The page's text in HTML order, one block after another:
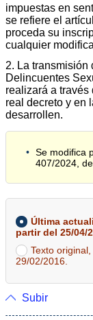
impuestas en
se refiere el
proceda su
cualquier
2. La transmisión
Delincuentes
realizará a
real decreto y en
desarrollen.
Se modifica
407/2024,
Última
partir del 25/04/
Texto
29/02/2016.
Subir